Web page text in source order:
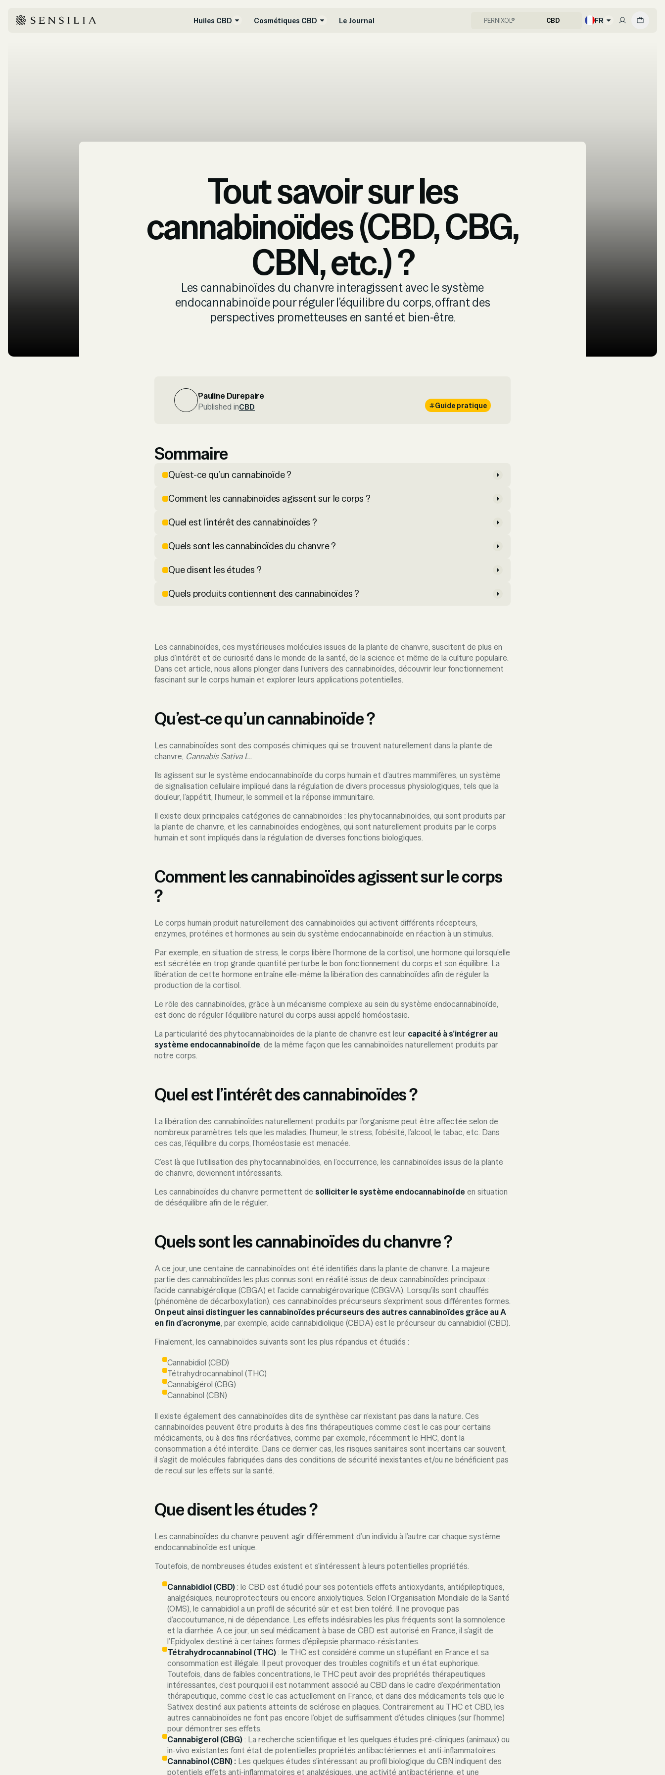
Huiles CBD Cosmétiques CBD Le Journal PERNIXOL® CBD FR
Tout savoir sur les
cannabinoïdes (CBD, CBG,
CBN, etc.) ?
Les cannabinoïdes du chanvre interagissent avec le système
endocannabinoïde pour réguler l’équilibre du corps, offrant des
perspectives prometteuses en santé et bien-être.
Pauline Durepaire
Published inCBD Guide pratique
Sommaire
Qu’est-ce qu’un cannabinoïde ?
Comment les cannabinoïdes agissent sur le corps ?
Quel est l’intérêt des cannabinoïdes ?
Quels sont les cannabinoïdes du chanvre ?
Que disent les études ?
Quels produits contiennent des cannabinoïdes ?
Les cannabinoïdes, ces mystérieuses molécules issues de la plante de chanvre, suscitent de plus en
plus d’intérêt et de curiosité dans le monde de la santé, de la science et même de la culture populaire.
Dans cet article, nous allons plonger dans l’univers des cannabinoïdes, découvrir leur fonctionnement
fascinant sur le corps humain et explorer leurs applications potentielles.
Qu’est-ce qu’un cannabinoïde ?
Les cannabinoïdes sont des composés chimiques qui se trouvent naturellement dans la plante de
chanvre, Cannabis Sativa L..
Ils agissent sur le système endocannabinoïde du corps humain et d’autres mammifères, un système
de signalisation cellulaire impliqué dans la régulation de divers processus physiologiques, tels que la
douleur, l’appétit, l’humeur, le sommeil et la réponse immunitaire.
Il existe deux principales catégories de cannabinoïdes : les phytocannabinoïdes, qui sont produits par
la plante de chanvre, et les cannabinoïdes endogènes, qui sont naturellement produits par le corps
humain et sont impliqués dans la régulation de diverses fonctions biologiques.
Comment les cannabinoïdes agissent sur le corps
?
Le corps humain produit naturellement des cannabinoïdes qui activent différents récepteurs,
enzymes, protéines et hormones au sein du système endocannabinoïde en réaction à un stimulus.
Par exemple, en situation de stress, le corps libère l’hormone de la cortisol, une hormone qui lorsqu’elle
est sécrétée en trop grande quantité perturbe le bon fonctionnement du corps et son équilibre. La
libération de cette hormone entraîne elle-même la libération des cannabinoïdes afin de réguler la
production de la cortisol.
Le rôle des cannabinoïdes, grâce à un mécanisme complexe au sein du système endocannabinoïde,
est donc de réguler l’équilibre naturel du corps aussi appelé homéostasie.
La particularité des phytocannabinoïdes de la plante de chanvre est leur capacité à s’intégrer au
système endocannabinoïde, de la même façon que les cannabinoïdes naturellement produits par
notre corps.
Quel est l’intérêt des cannabinoïdes ?
La libération des cannabinoïdes naturellement produits par l’organisme peut être affectée selon de
nombreux paramètres tels que les maladies, l’humeur, le stress, l’obésité, l’alcool, le tabac, etc. Dans
ces cas, l’équilibre du corps, l’homéostasie est menacée.
C’est là que l’utilisation des phytocannabinoïdes, en l’occurrence, les cannabinoïdes issus de la plante
de chanvre, deviennent intéressants.
Les cannabinoïdes du chanvre permettent de solliciter le système endocannabinoïde en situation
de déséquilibre afin de le réguler.
Quels sont les cannabinoïdes du chanvre ?
A ce jour, une centaine de cannabinoïdes ont été identifiés dans la plante de chanvre. La majeure
partie des cannabinoïdes les plus connus sont en réalité issus de deux cannabinoïdes principaux :
l’acide cannabigérolique (CBGA) et l’acide cannabigérovarique (CBGVA). Lorsqu’ils sont chauffés
(phénomène de décarboxylation), ces cannabinoïdes précurseurs s’expriment sous différentes formes.
On peut ainsi distinguer les cannabinoïdes précurseurs des autres cannabinoïdes grâce au A
en fin d’acronyme, par exemple, acide cannabidiolique (CBDA) est le précurseur du cannabidiol (CBD).
Finalement, les cannabinoïdes suivants sont les plus répandus et étudiés :
Cannabidiol (CBD)
Tétrahydrocannabinol (THC)
Cannabigérol (CBG)
Cannabinol (CBN)
Il existe également des cannabinoïdes dits de synthèse car n’existant pas dans la nature. Ces
cannabinoïdes peuvent être produits à des fins thérapeutiques comme c’est le cas pour certains
médicaments, ou à des fins récréatives, comme par exemple, récemment le HHC, dont la
consommation a été interdite. Dans ce dernier cas, les risques sanitaires sont incertains car souvent,
il s’agit de molécules fabriquées dans des conditions de sécurité inexistantes et/ou ne bénéficient pas
de recul sur les effets sur la santé.
Que disent les études ?
Les cannabinoïdes du chanvre peuvent agir différemment d’un individu à l’autre car chaque système
endocannabinoïde est unique.
Toutefois, de nombreuses études existent et s’intéressent à leurs potentielles propriétés.
Cannabidiol (CBD): le CBD est étudié pour ses potentiels effets antioxydants, antiépileptiques,
analgésiques, neuroprotecteurs ou encore anxiolytiques. Selon l’Organisation Mondiale de la Santé
(OMS), le cannabidiol a un profil de sécurité sûr et est bien toléré. Il ne provoque pas
d’accoutumance, ni de dépendance. Les effets indésirables les plus fréquents sont la somnolence
et la diarrhée. A ce jour, un seul médicament à base de CBD est autorisé en France, il s’agit de
l’Epidyolex destiné à certaines formes d’épilepsie pharmaco-résistantes.
Tétrahydrocannabinol (THC): le THC est considéré comme un stupéfiant en France et sa
consommation est illégale. Il peut provoquer des troubles cognitifs et un état euphorique.
Toutefois, dans de faibles concentrations, le THC peut avoir des propriétés thérapeutiques
intéressantes, c’est pourquoi il est notamment associé au CBD dans le cadre d’expérimentation
thérapeutique, comme c’est le cas actuellement en France, et dans des médicaments tels que le
Sativex destiné aux patients atteints de sclérose en plaques. Contrairement au THC et CBD, les
autres cannabinoïdes ne font pas encore l’objet de suffisamment d’études cliniques (sur l’homme)
pour démontrer ses effets.
Cannabigerol (CBG): La recherche scientifique et les quelques études pré-cliniques (animaux) ou
in-vivo existantes font état de potentielles propriétés antibactériennes et anti-inflammatoires.
Cannabinol (CBN) : Les quelques études s’intéressant au profil biologique du CBN indiquent des
potentiels effets anti-inflammatoires et analgésiques, une activité antibactérienne, et une